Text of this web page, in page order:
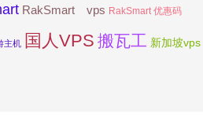
RakSmart vps RakSmart 优惠码
主机 国人VPS 搬瓦工 新加坡vps